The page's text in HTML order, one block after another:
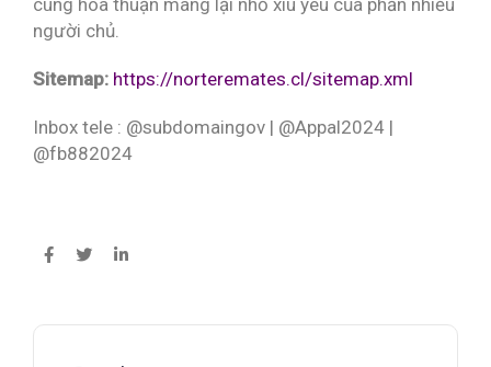
người chủ.
Sitemap: https://norteremates.cl/sitemap.xml
Inbox tele : @subdomaingov | @Appal2024 |
@fb882024